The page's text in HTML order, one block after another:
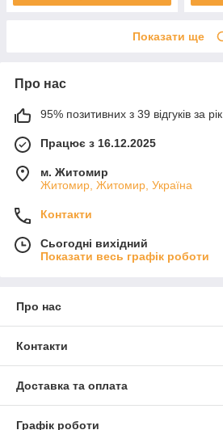
Показати ще
Про нас
95% позитивних з 39 відгуків за рік
Працює з 16.12.2025
м. Житомир
Житомир, Житомир, Україна
Контакти
Сьогодні вихідний
Показати весь графік роботи
Про нас
Контакти
Доставка та оплата
Графік роботи